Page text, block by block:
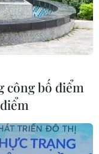
công bố điểm